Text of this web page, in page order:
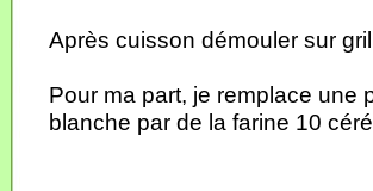
Après cuisson démouler sur
Pour ma part, je remplace une
blanche par de la farine 10